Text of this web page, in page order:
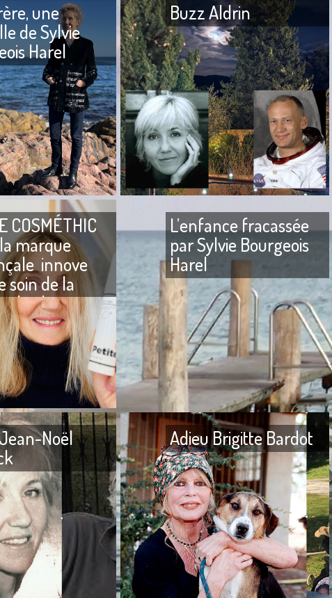
une
de Sylvie
Harel
Mon frère — Ton frère est à
l’hôpital. — Quoi ? — Ils l’ont
agressé. — Mais qui ? — Ta
tante, sa fille, son
Buzz Aldrin
COSMÉTHIC
la marque
innove
soin de la
du cheveu
PETITE COSMÉTHIC ONLY, la
marque provençale innove
dans le soin de la peau et du
cheveu Après avoir créé, il y
L’enfance fracassée
par Sylvie Bourgeois
Harel
Noël
Adieu Jean-Noël Fenwick Je
viens seulement d‘apprendre
le décès de Jean-Noël Fenwick,
survenu le 3 mai 2024, à l’âge
de
Adieu Brigitte Bardot